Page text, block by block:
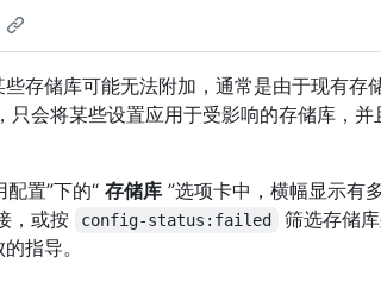
存储库可能无法附加，通常是由于现有存
只会将某些设置应用于受影响的存储库，
置”下的“ 存储库 ”选项卡中，横幅显示有
，或按
config-status:failed
筛选存储
指导。